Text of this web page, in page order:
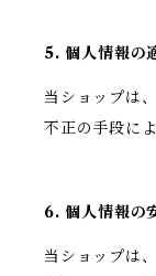
5. 個人情報の
当ショップは
不正の手段に
6. 個人情報の
当ショップは